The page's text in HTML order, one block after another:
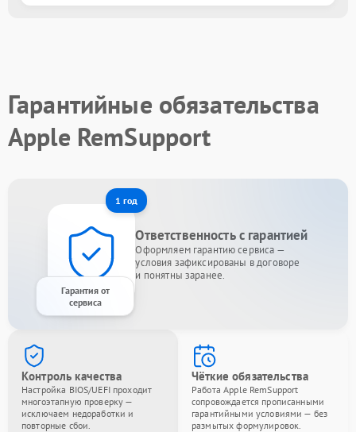
Гарантийные обязательства
Apple RemSupport
1 год
Гарантия от
сервиса
Ответственность с гарантией
Оформляем гарантию сервиса —
условия зафиксированы в договоре
и понятны заранее.
Контроль качества
Настройка BIOS/UEFI проходит
многоэтапную проверку —
исключаем недоработки и
повторные сбои.
Чёткие обязательства
Работа Apple RemSupport
сопровождается прописанными
гарантийными условиями — без
размытых формулировок.